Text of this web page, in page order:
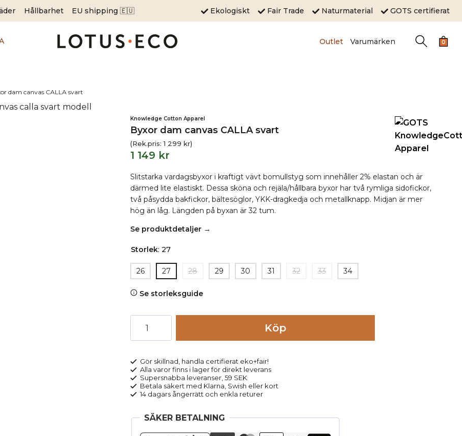
Hållbarhet EU shipping 🇪🇺 Ekologiskt Fair Trade Naturmaterial GOTS certifierat
Outlet Varumärken 0
dam canvas CALLA svart
Knowledge Cotton Apparel
Byxor dam canvas CALLA svart
(Rek.pris:1 299 kr)
1 149 kr
Slitstarka vardagsbyxor i kraftigt vävt bomullstyg som innehåller 2% elastan och är
därmed lite elastiskt. Dessa sköna och rejäla/hållbara byxor har två rymliga sidofickor,
två påsydda bakfickor, bältesöglor, YKK-dragkedja och metallknapp. Midjan är mer
hög än låg. Längden på byxan är 32 tum.
Se produktdetaljer →
Storlek: 27
26 27 28 29 30 31 32 33 34
Se storleksguide
dam
CALLA
svart
mängd
Köp
Gör skillnad, handla certifierat eko+fair!
Alla varor finns i lager för direkt leverans
Supersnabba leveranser, 59 SEK
Betala säkert med Klarna, Swish eller kort
14 dagars ångerrätt och enkla returer
SÄKER BETALNING